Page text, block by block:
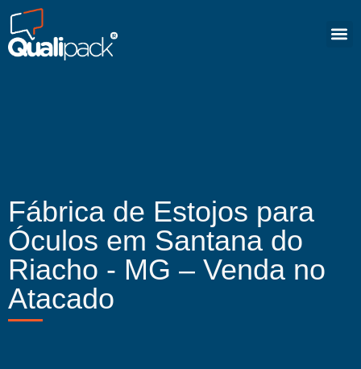
Fábrica de Estojos para
Óculos em Santana do
Riacho - MG – Venda no
Atacado